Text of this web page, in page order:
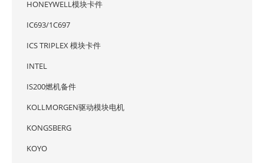
HONEYWELL模块卡件
IC693/1C697
ICS TRIPLEX 模块卡件
INTEL
IS200燃机备件
KOLLMORGEN驱动模块电机
KONGSBERG
KOYO